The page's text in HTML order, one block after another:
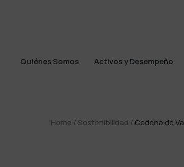
Quiénes Somos
Activos y Desempeño
Home / Sostenibilidad / Cadena de